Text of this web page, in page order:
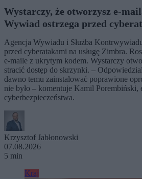
Wystarczy, że otworzysz e-
Wywiad ostrzega przed
Agencja Wywiadu i Służba
przed cyberatakami na usługę Zimbra.
e-maile z ukrytym kodem. Wystarczy
stracić dostęp do skrzynki. –
dawno temu zainstalować poprawione
nie było – komentuje Kamil Porembiński,
cyberbezpieczeństwa.
Krzysztof Jabłonowski
07.08.2026
5 min
Kraj